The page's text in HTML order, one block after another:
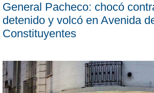
General Pacheco: chocó
detenido y volcó en Avenida
Constituyentes